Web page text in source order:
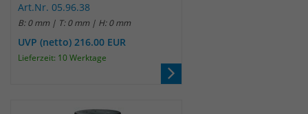
Art.Nr. 05.96.38
B: 0 mm | T: 0 mm | H: 0 mm
UVP (netto) 216.00 EUR
Lieferzeit: 10 Werktage
Name _pk_testcookie
Anbieter Matomo